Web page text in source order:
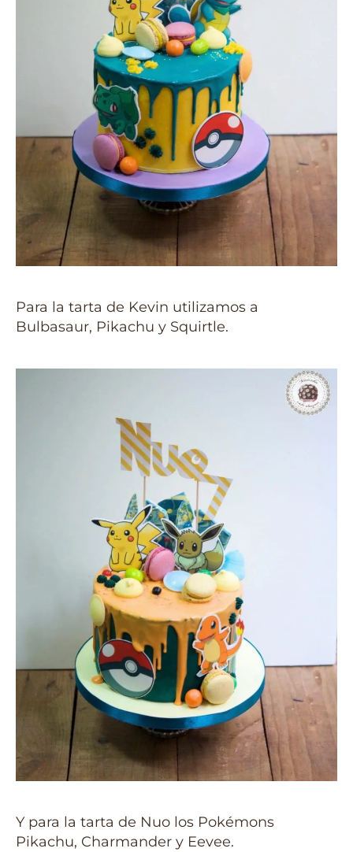
Para la tarta de Kevin utilizamos a
Bulbasaur, Pikachu y Squirtle.
Y para la tarta de Nuo los Pokémons
Pikachu, Charmander y Eevee.